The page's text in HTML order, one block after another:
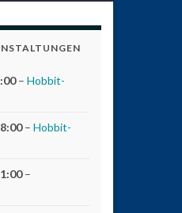
– Hobbit-
– Hobbit-
–